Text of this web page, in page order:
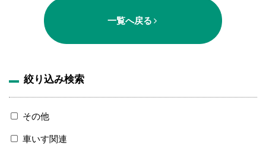
一覧へ戻る
絞り込み検索
その他
車いす関連